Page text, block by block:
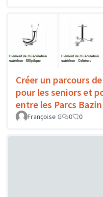
Créer un parcours
pour les seniors et
entre les Parcs
Françoise G 0 0